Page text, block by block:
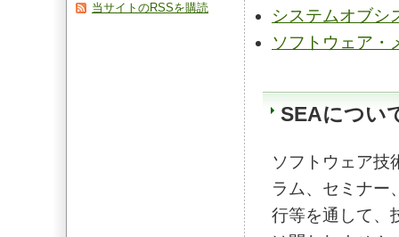
システムオブシ
ソフトウェア・
SEAについ
ソフトウェア技
ラム、セミナー
行等を通して、
当サイトのRSSを購読